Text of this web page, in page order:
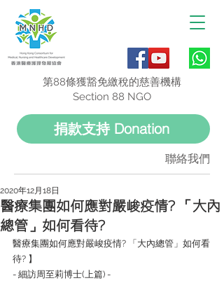
聯絡我們
捐款支持 Donation
第88條獲豁免繳稅的慈善機構
Section 88 NGO
醫療集團如何應對嚴峻疫情? 「大內
總管」如何看待?
2020年12月18日
醫療集團如何應對嚴峻疫情? 「大內總管」如何看
待? 】
- 細訪周至莉博士(上篇) -